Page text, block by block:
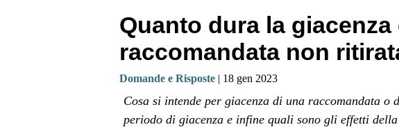
Quanto dura la giacenza
raccomandata non
Domande e Risposte | 18 gen 2023
Cosa si intende per giacenza di una raccomandata
periodo di giacenza e infine quali sono gli effetti